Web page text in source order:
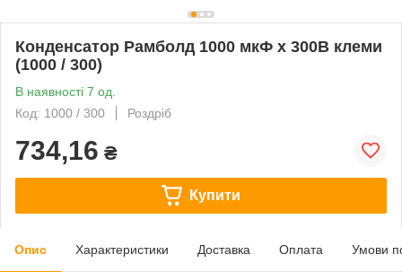
Конденсатор Рамболд 1000 мкФ x 300В клеми
(1000 / 300)
В наявності 7 од.
Код: 1000 / 300
Роздріб
734,16 ₴
Купити
Опис Характеристики Доставка Оплата Умови